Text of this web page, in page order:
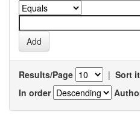
Results/Page | Sort
In order